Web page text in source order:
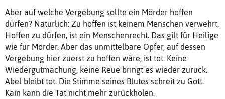
Aber auf welche Vergebung sollte ein Mörder hoffen
dürfen? Natürlich: Zu hoffen ist keinem Menschen verwehrt.
Hoffen zu dürfen, ist ein Menschenrecht. Das gilt für Heilige
wie für Mörder. Aber das unmittelbare Opfer, auf dessen
Vergebung hier zuerst zu hoffen wäre, ist tot. Keine
Wiedergutmachung, keine Reue bringt es wieder zurück.
Abel bleibt tot. Die Stimme seines Blutes schreit zu Gott.
Kain kann die Tat nicht mehr zurückholen.